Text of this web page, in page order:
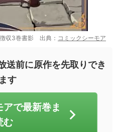
収3巻書影 出典： コミックシーモア
送前に原作を先取りでき
ます
アで最新巻ま
む